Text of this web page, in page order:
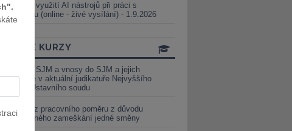
Praktické využití AI nástrojů při práci s
judikaturou (online - živé vysílání) - 1.9.2026
ONLINE KURZY
Vnosy ze SJM a vnosy do SJM a jejich
valorizace v aktuální judikatuře Nejvyššího
soudu a Ústavního soudu
Výpověď z pracovního poměru z důvodu
neomluveného zameškání jedné směny